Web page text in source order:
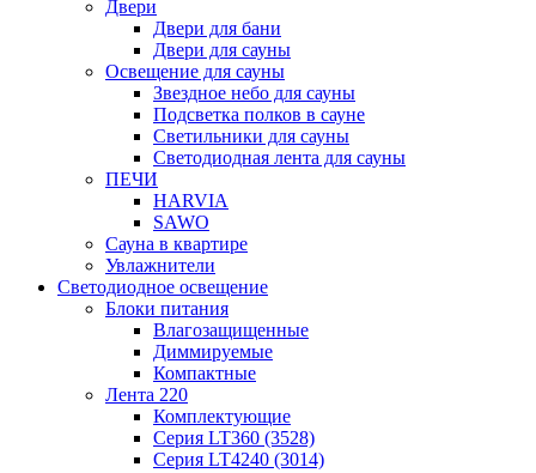
Двери
Двери для бани
Двери для сауны
Освещение для сауны
Звездное небо для сауны
Подсветка полков в сауне
Светильники для сауны
Светодиодная лента для сауны
ПЕЧИ
HARVIA
SAWO
Сауна в квартире
Увлажнители
Светодиодное освещение
Блоки питания
Влагозащищенные
Диммируемые
Компактные
Лента 220
Комплектующие
Серия LT360 (3528)
Серия LT4240 (3014)